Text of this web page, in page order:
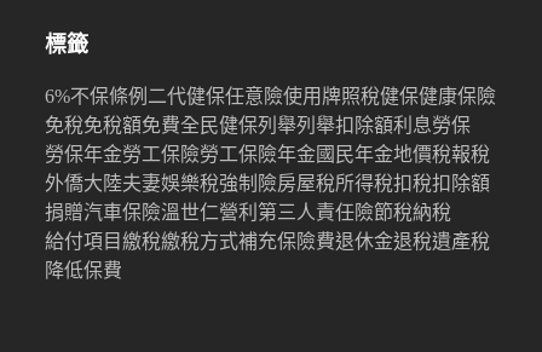
標籤
6%不保條例 二代健保任意險使用牌照稅健保健康保險
免稅免稅額免費全民健保列舉列舉扣除額利息勞保
勞保年金勞工保險勞工保險年金國民年金地價稅報稅
外僑大陸夫妻娛樂稅強制險房屋稅所得稅扣稅扣除額
捐贈汽車保險溫世仁營利 第三人責任險節稅納稅
給付項目繳稅繳稅方式補充保險費退休金退稅遺產稅
降低保費